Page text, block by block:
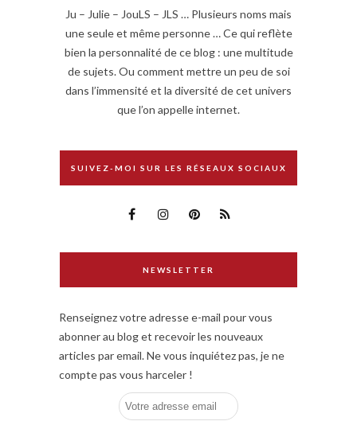
Ju – Julie – JouLS – JLS … Plusieurs noms mais
une seule et même personne … Ce qui reflète
bien la personnalité de ce blog : une multitude
de sujets. Ou comment mettre un peu de soi
dans l’immensité et la diversité de cet univers
que l’on appelle internet.
SUIVEZ-MOI SUR LES RÉSEAUX SOCIAUX
NEWSLETTER
Renseignez votre adresse e-mail pour vous
abonner au blog et recevoir les nouveaux
articles par email. Ne vous inquiétez pas, je ne
compte pas vous harceler !